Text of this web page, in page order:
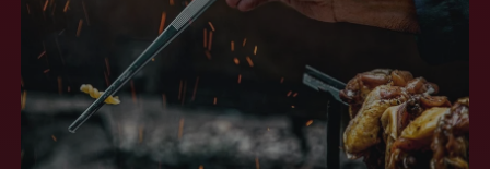
Catar (MXN $)
Cazaquistão (MXN
$)
Chade (MXN $)
Chile (MXN $)